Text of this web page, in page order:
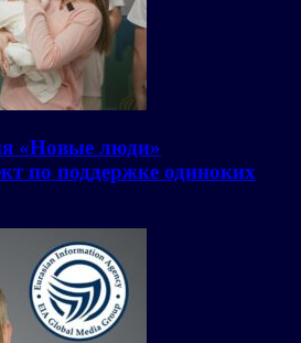
«Новые люди»
по поддержке одиноких